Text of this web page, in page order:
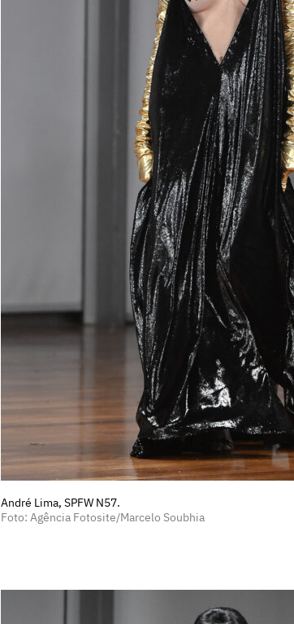
André Lima, SPFW N57.
Foto: Agência Fotosite/Marcelo Soubhia